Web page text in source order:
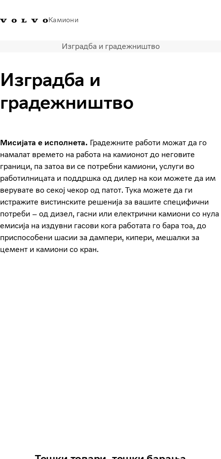
Камиони
Volvo Trucks - Македонија -
Продавница за Volvo
Транспортни решенија
Камиони
Локатор на дилери
News
За нас
Volvo Truck Builder
Контактирајте нѐ
Изградба и градежништво
Изградба и
градежништво
Мисијата е исполнета. Градежните работи можат да го
намалат времето на работа на камионот до неговите
граници, па затоа ви се потребни камиони, услуги во
работилницата и поддршка од дилер на кои можете да им
верувате во секој чекор од патот. Тука можете да ги
истражите вистинските решенија за вашите специфични
потреби – од дизел, гасни или електрични камиони со нула
емисија на издувни гасови кога работата го бара тоа, до
приспособени шасии за дампери, кипери, мешалки за
цемент и камиони со кран.